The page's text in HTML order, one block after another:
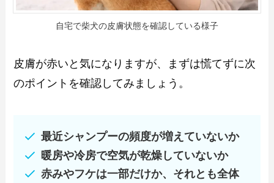
自宅で柴犬の皮膚状態を確認している様子
皮膚が赤いと気になりますが、まずは慌てずに次
のポイントを確認してみましょう。
最近シャンプーの頻度が増えていないか
暖房や冷房で空気が乾燥していないか
赤みやフケは一部だけか、それとも全体